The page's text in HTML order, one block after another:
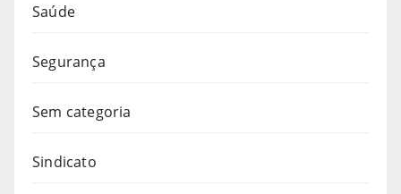
Saúde
Segurança
Sem categoria
Sindicato